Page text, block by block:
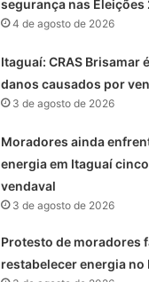
segurança nas Eleições
4 de agosto de 2026
Itaguaí: CRAS Brisamar
danos causados por
3 de agosto de 2026
Moradores ainda
energia em Itaguaí
vendaval
3 de agosto de 2026
Protesto de moradores
restabelecer energia no